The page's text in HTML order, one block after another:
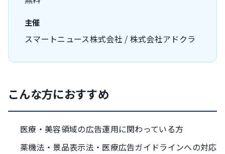
主催
スマートニュース株式会社 / 株式会社アドクラ
こんな方におすすめ
医療・美容領域の広告運用に関わっている方
薬機法・景品表示法・医療広告ガイドラインへの対応